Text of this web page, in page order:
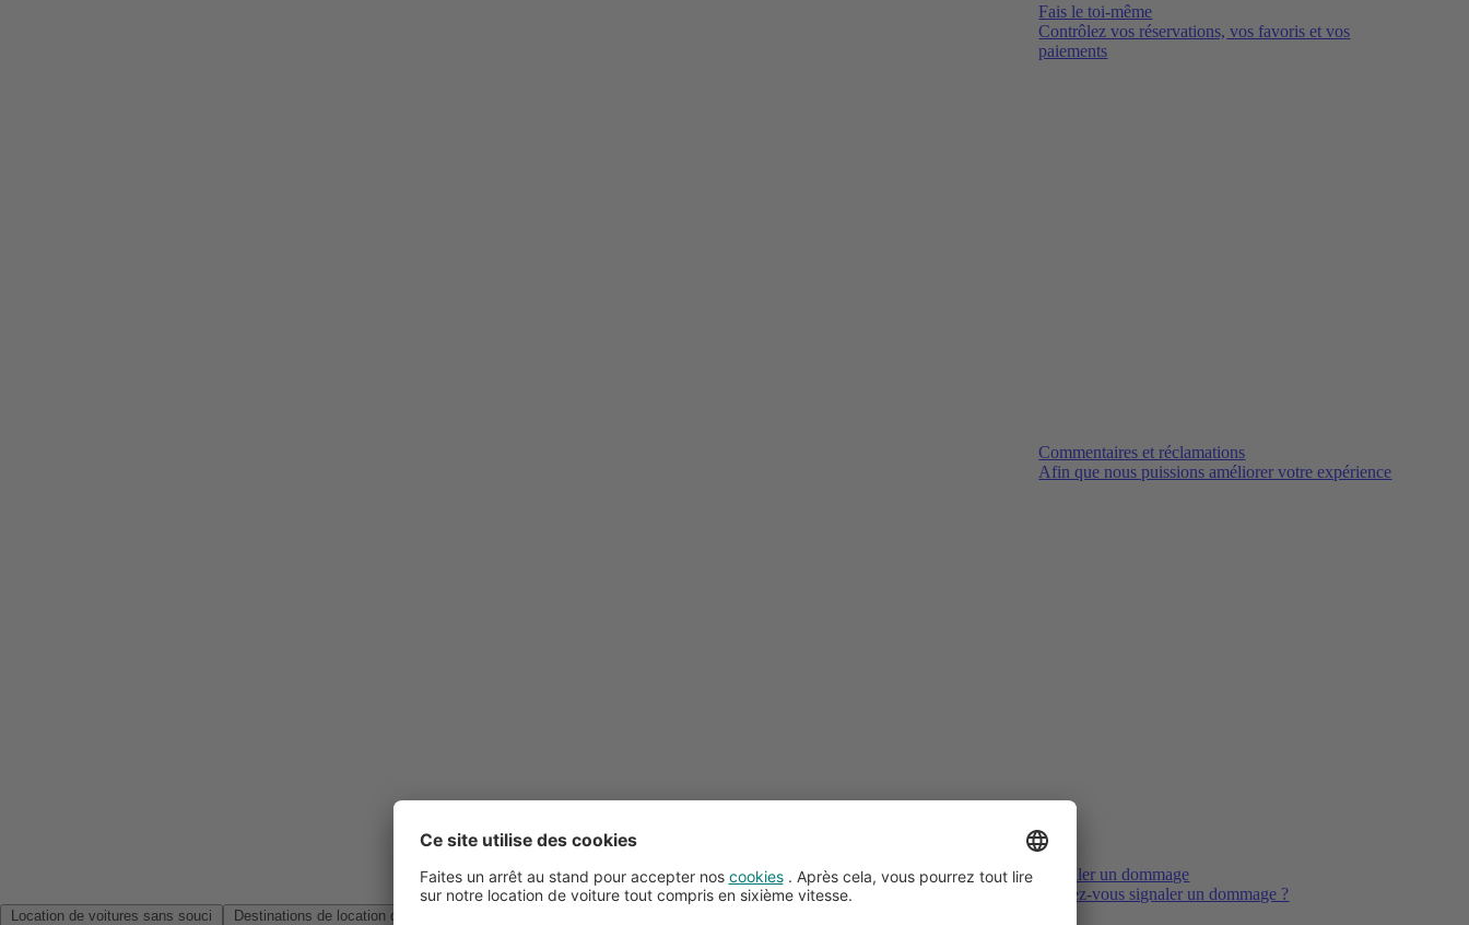
Fais le toi-même
Contrôlez vos réservations, vos favoris et vos
paiements
Commentaires et réclamations
Afin que nous puissions améliorer votre expérience
Signaler un dommage
Voulez-vous signaler un dommage ?